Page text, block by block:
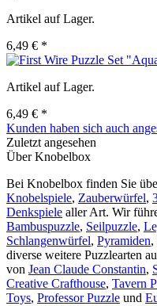
Artikel auf Lager.
6,49 € *
Artikel auf Lager.
6,49 € *
Kunden haben sich auch
Zuletzt angesehen
Über Knobelbox
Bei Knobelbox finden Sie
Knobelspiele, Zauberwürfel,
Denkspiele aller Art. Wir
Bambuspuzzle, Seilpuzzle,
Schlangenwürfel, Pyramiden,
diverse weitere Puzzlearten
von Jean Claude Constantin,
Creative Crafthouse, Tavern
Toys, Professor Puzzle und